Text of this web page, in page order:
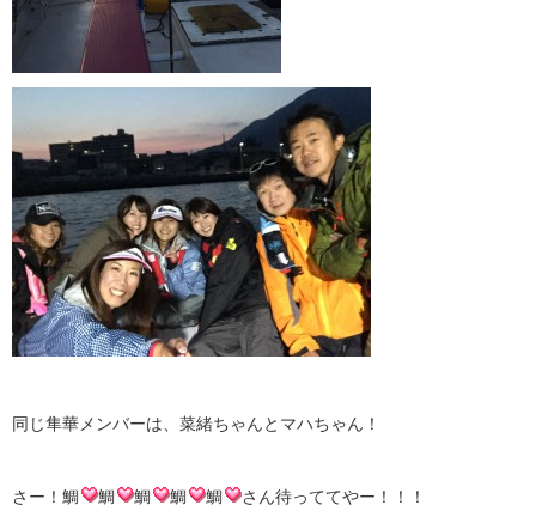
同じ隼華メンバーは、菜緒ちゃんとマハちゃん！
さー！鯛 鯛 鯛 鯛 鯛 さん待っててやー！！！